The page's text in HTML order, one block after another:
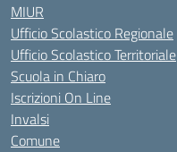
MIUR
Ufficio Scolastico Regionale
Ufficio Scolastico Territoriale
Scuola in Chiaro
Iscrizioni On Line
Invalsi
Comune